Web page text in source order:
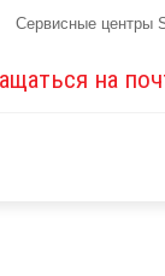
Сервисные центры
на